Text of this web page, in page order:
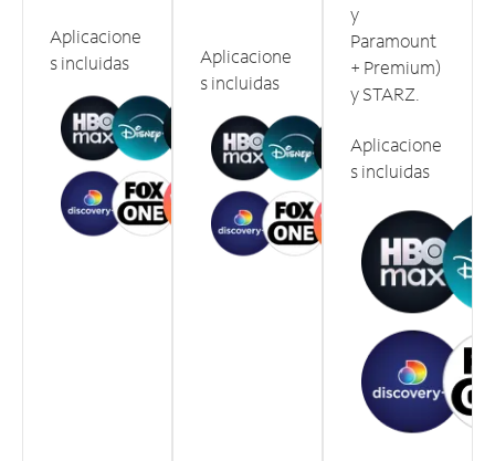
Aplicacione
s incluidas
Aplicacione
s incluidas
y
Paramount
+ Premium)
y STARZ.
Aplicacione
s incluidas